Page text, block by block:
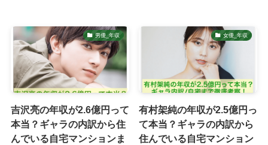
男優_年収
吉沢亮の年収が2.6億円って
本当？ギャラの内訳から住
んでいる自宅マンションま
女優_年収
有村架純の年収が2.5億円っ
て本当？ギャラの内訳から
住んでいる自宅マンション